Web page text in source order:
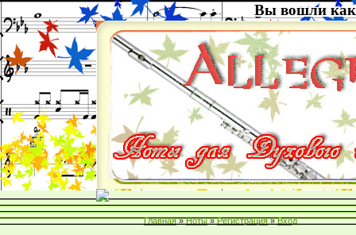
Вы вошли как
Главная » Ноты » Регистрация » Вход